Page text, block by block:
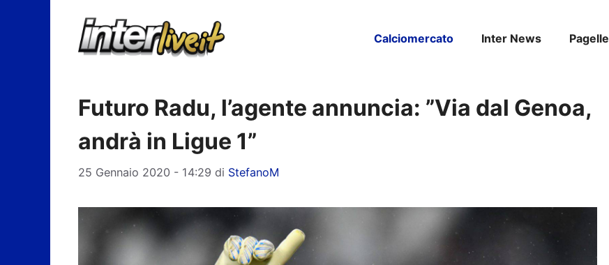
Calciomercato Inter News Pagelle
Futuro Radu, l’agente annuncia: ”Via dal Genoa,
andrà in Ligue 1”
25 Gennaio 2020 - 14:29 di StefanoM